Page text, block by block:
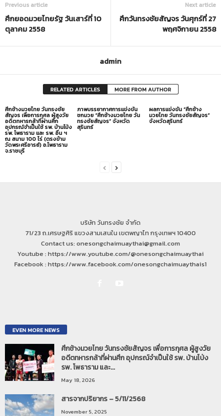
Previous article
ศึกยอดมวยไทยรัฐ วันเสาร์ที่ 10
ตุลาคม 2558
Next article
ศึกวันทรงชัยสัญจร วันศุกร์ที่ 27
พฤศจิกายน 2558
admin
RELATED ARTICLES MORE FROM AUTHOR
ศึกช้างมวยไทย วันทรงชัย
สัญจร เพื่อการกุศล ผู้สูงวัย
อดีตทหารกล้าที่ผ่านศึก
อุปกรณ์จำเป็นใช้ รพ. บ้านโป่ง
รพ. โพธาราม และ รพ. อื่น ฯ
ณ สนาม 100 ไร่ (ตรงข้าม
วัดพระศรีอารย์) อ.โพธาราม
จ.ราชบุรี
ภาพบรรยากาศการแข่งขัน
ชกมวย “ศึกช้างมวยไทย วัน
ทรงชัยสัญจร” จังหวัด
สุรินทร์
ผลการแข่งขัน “ศึกช้าง
มวยไทย วันทรงชัยสัญจร”
จังหวัดสุรินทร์
บริษัท วันทรงชัย จำกัด
71/23 ถ.เศรษฐศิริ แขวงสามเสนใน เขตพญาไท กรุงเทพฯ 10400
Contact us: onesongchaimuaythai@gmail.com
Youtube : https://www.youtube.com/@onesongchaimuaythai
Facebook : https://www.facebook.com/onesongchaimuaythais1
EVEN MORE NEWS
ศึกช้างมวยไทย วันทรงชัยสัญจร เพื่อการกุศล ผู้สูงวัย
อดีตทหารกล้าที่ผ่านศึก อุปกรณ์จำเป็นใช้ รพ. บ้านโป่ง
รพ. โพธาราม และ...
May 18, 2026
สารจากปริยากร – 5/11/2568
November 5, 2025